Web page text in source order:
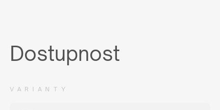
Dostupnost
VARIANTY